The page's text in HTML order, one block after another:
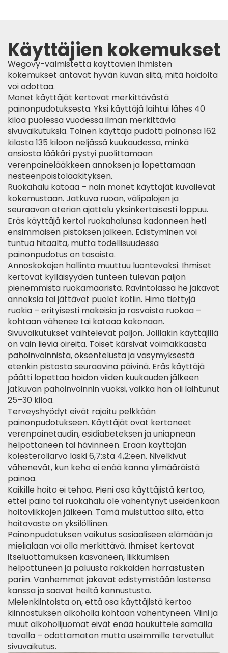
Käyttäjien kokemukset
Wegovy-valmistetta käyttävien ihmisten
kokemukset antavat hyvän kuvan siitä, mitä hoidolta
voi odottaa.
Monet käyttäjät kertovat merkittävästä
painonpudotuksesta. Yksi käyttäjä laihtui lähes 40
kiloa puolessa vuodessailman merkittäviä
sivuvaikutuksia. Toinen käyttäjä pudotti painonsa162
kilosta 135 kiloon neljässä kuukaudessa, minkä
ansiosta lääkäri pystyi puolittamaan
verenpainelääkkeen annoksen ja lopettamaan
nesteenpoistolääkityksen.
Ruokahalu katoaa – näin monet käyttäjät kuvailevat
kokemustaan. Jatkuva ruoan, välipalojen ja
seuraavan aterian ajattelu yksinkertaisesti loppuu.
Eräs käyttäjä kertoi ruokahalunsa kadonneen heti
ensimmäisen pistoksen jälkeen. Edistyminen voi
tuntua hitaalta, mutta todellisuudessa
painonpudotus on tasaista.
Annoskokojen hallinta muuttuu luontevaksi. Ihmiset
kertovat kylläisyyden tunteen tulevan paljon
pienemmistä ruokamääristä. Ravintolassa he jakavat
annoksia tai jättävät puolet kotiin. Himo tiettyjä
ruokia – erityisesti makeisia ja rasvaista ruokaa –
kohtaan vähenee tai katoaa kokonaan.
Sivuvaikutukset vaihtelevat paljon. Joillakin käyttäjillä
on vain lieviä oireita. Toiset kärsivät voimakkaasta
pahoinvoinnista, oksentelusta ja väsymyksestä
etenkin pistosta seuraavina päivinä. Eräs käyttäjä
päätti lopettaa hoidon viiden kuukauden jälkeen
jatkuvan pahoinvoinnin vuoksi, vaikka hän oli laihtunut
25–30 kiloa.
Terveyshyödyt eivät rajoitu pelkkään
painonpudotukseen. Käyttäjät ovat kertoneet
verenpainetaudin, esidiabeteksen ja uniapnean
helpottaneen tai hävinneen. Erään käyttäjän
kolesteroliarvo laski6,7:stä 4,2:een. Nivelkivut
vähenevät, kun keho ei enää kanna ylimääräistä
painoa.
Kaikille hoito ei tehoa. Pieni osa käyttäjistä kertoo,
ettei paino tai ruokahalu ole vähentynyt useidenkaan
hoitoviikkojen jälkeen. Tämä muistuttaa siitä, että
hoitovaste on yksilöllinen.
Painonpudotuksen vaikutus sosiaaliseen elämään ja
mielialaan voi olla merkittävä. Ihmiset kertovat
itseluottamuksen kasvaneen, liikkumisen
helpottuneen ja paluusta rakkaiden harrastusten
pariin. Vanhemmat jakavat edistymistään lastensa
kanssa ja saavat heiltä kannustusta.
Mielenkiintoista on, että osa käyttäjistä kertoo
kiinnostuksen alkoholia kohtaan vähentyneen. Viini ja
muut alkoholijuomat eivät enää houkuttele samalla
tavalla – odottamaton mutta useimmille tervetullut
sivuvaikutus.